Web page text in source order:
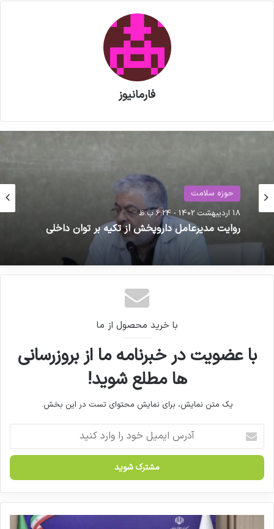
فارمانیوز
حوزه سلامت
18 اردیبهشت 1402 - 6:24 ب.ظ
روایت مدیرعامل داروپخش از تکیه بر توان داخلی
حوزه سلامت
11 بهمن 1400 - 12:14 ب.ظ
ایمنی 100 درصدی دز تقویتی واکسن اسپوتنیک لایت
با خرید محصول از ما
با عضویت در خبرنامه ما از بروزرسانی
ها مطلع شوید!
یک متن نمایش، برای نمایش محتوای تست در این بخش.
ر
ا
ی
م